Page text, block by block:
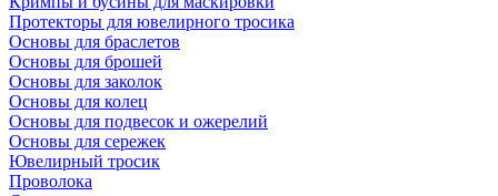
Протекторы для ювелирного тросика
Основы для браслетов
Основы для брошей
Основы для заколок
Основы для колец
Основы для подвесок и ожерелий
Основы для сережек
Ювелирный тросик
Проволока